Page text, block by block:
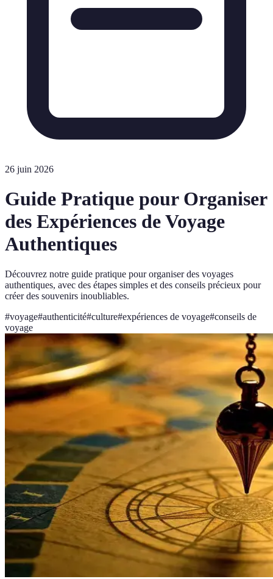
26 juin 2026
Guide Pratique pour Organiser
des Expériences de Voyage
Authentiques
Découvrez notre guide pratique pour organiser des voyages
authentiques, avec des étapes simples et des conseils précieux pour
créer des souvenirs inoubliables.
#voyage#authenticité#culture#expériences de voyage#conseils de
voyage